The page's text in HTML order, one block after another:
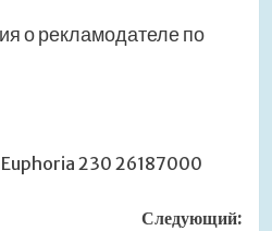
о рекламодателе по
Euphoria 230 26187000
Следующий: